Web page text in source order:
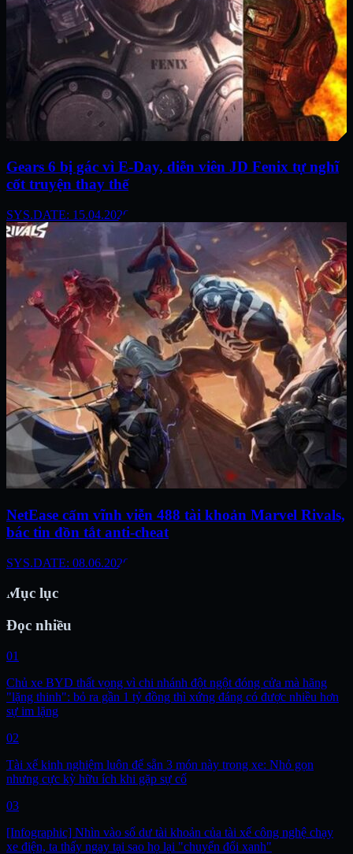
Gears 6 bị gác vì E-Day, diễn viên JD Fenix tự nghĩ
cốt truyện thay thế
SYS.DATE: 15.04.2026
NetEase cấm vĩnh viễn 488 tài khoản Marvel Rivals,
bác tin đồn tắt anti-cheat
SYS.DATE: 08.06.2026
Mục lục
Đọc nhiều
01
Chủ xe BYD thất vọng vì chi nhánh đột ngột đóng cửa mà hãng
"lặng thinh": bỏ ra gần 1 tỷ đồng thì xứng đáng có được nhiều hơn
sự im lặng
02
Tài xế kinh nghiệm luôn để sẵn 3 món này trong xe: Nhỏ gọn
nhưng cực kỳ hữu ích khi gặp sự cố
03
[Infographic] Nhìn vào số dư tài khoản của tài xế công nghệ chạy
xe điện, ta thấy ngay tại sao họ lại "chuyển đổi xanh"